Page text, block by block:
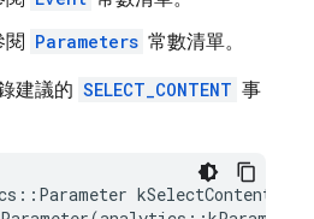
Parameters 常數清單。
建議的 SELECT_CONTENT 事
:: Parameter